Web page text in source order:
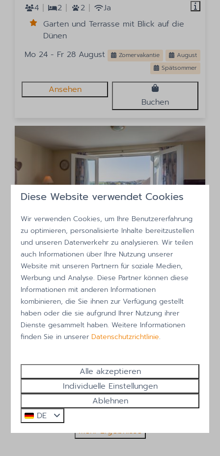
4
2 2
Ja
Garten und Terrasse mit Blick auf die
Dünen
Mo 24 - Fr 28 August
Zomervakantie
August
Spätsommer
Ansehen
Buchen
9,8
609 €
588 €
Strandslag 189
Julianadorp aan Zee
4
1 1
Ja
Französischer Balkon
Schlafcouch
Mo 24 - Fr 28 August
Zomervakantie
Ansehen
Buchen
Mehr Ergebnisse
Diese Website verwendet Cookies
Wir verwenden Cookies, um Ihre Benutzererfahrung
zu optimieren, personalisierte Inhalte bereitzustellen
und unseren Datenverkehr zu analysieren. Wir teilen
auch Informationen über Ihre Nutzung unserer
Website mit unseren Partnern für soziale Medien,
Werbung und Analyse. Diese Partner können diese
Informationen mit anderen Informationen
kombinieren, die Sie ihnen zur Verfügung gestellt
haben oder die sie aufgrund Ihrer Nutzung ihrer
Dienste gesammelt haben. Weitere Informationen
finden Sie in unserer Datenschutzrichtlinie.
Alle akzeptieren
Individuelle Einstellungen
Ablehnen
DE